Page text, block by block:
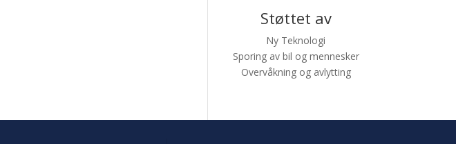
Støttet av
Ny Teknologi
Sporing av bil og mennesker
Overvåkning og avlytting